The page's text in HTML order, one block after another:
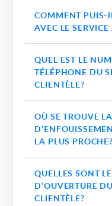
COMMENT PUIS-
AVEC LE
QUEL EST LE
TÉLÉPHONE DU
CLIENTÈLE?
OÙ SE TROUVE
LA PLUS PROCHE?
QUELLES SONT
D’OUVERTURE
CLIENTÈLE?